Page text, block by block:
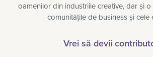
oamenilor din industriile creative, dar și
comunitățile de business și cele
Vrei să devii